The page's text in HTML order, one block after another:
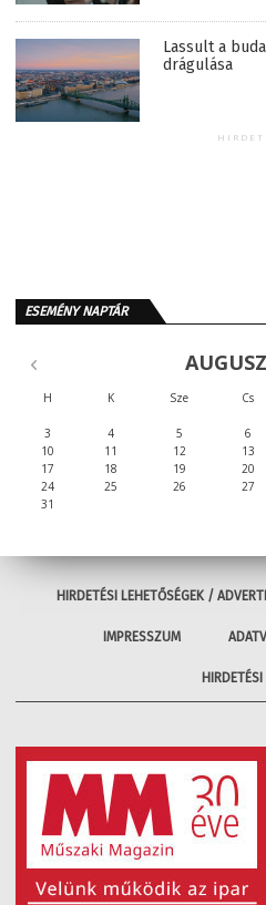
Lassult a
drágulása
ESEMÉNY NAPTÁR
H K Sze Cs
3
4 5 6
10
11 12 13
17
18 19 20
24
25 26 27
31
HIRDETÉSI LEHETŐSÉGEK /
IMPRESSZUM